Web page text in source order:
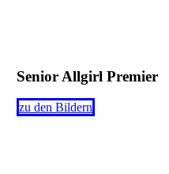
Senior Allgirl Premier
zu den Bildern